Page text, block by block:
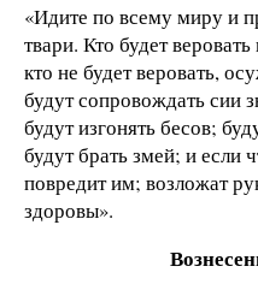
«Идите по всему миру и
твари. Кто будет
кто не будет веровать,
будут сопровождать
будут изгонять бесов;
будут брать змей; и если
повредит им; возложат
здоровы».